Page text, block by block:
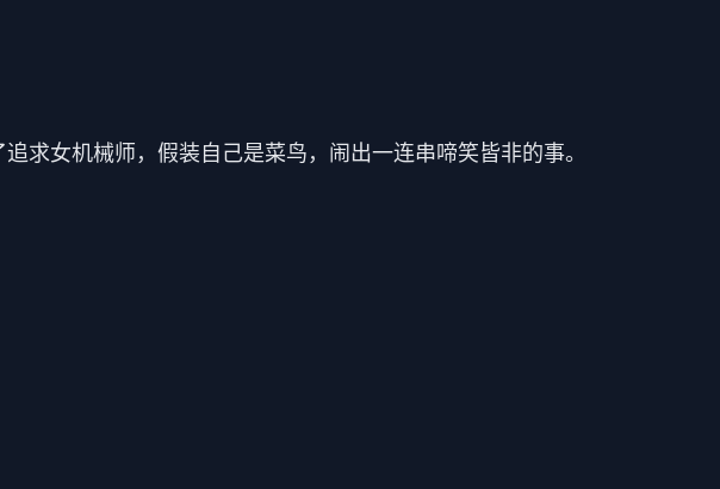
求女机械师，假装自己是菜鸟，闹出一连串啼笑皆非的事。